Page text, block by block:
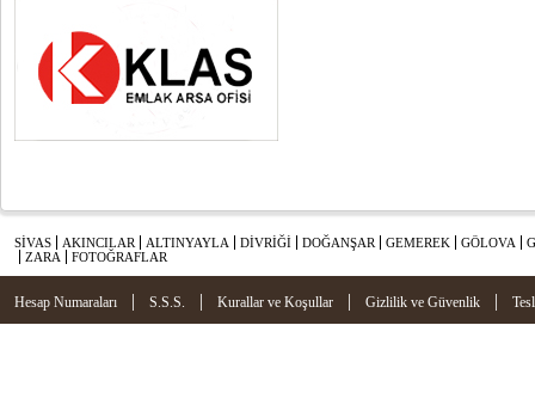
SİVAS AKINCILAR ALTINYAYLA DİVRİĞİ DOĞANŞAR GEMEREK GÖLOVA
ZARA
FOTOĞRAFLAR
Hesap Numaraları | S.S.S. | Kurallar ve Koşullar | Gizlilik ve Güvenlik |